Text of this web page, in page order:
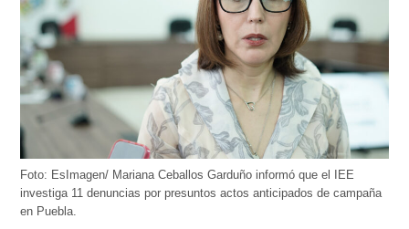
Foto: EsImagen/ Mariana Ceballos Garduño informó que el IEE
investiga 11 denuncias por presuntos actos anticipados de campaña
en Puebla.